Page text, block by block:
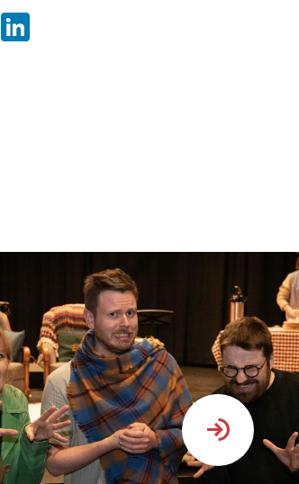
SHARE
FACEBOOK